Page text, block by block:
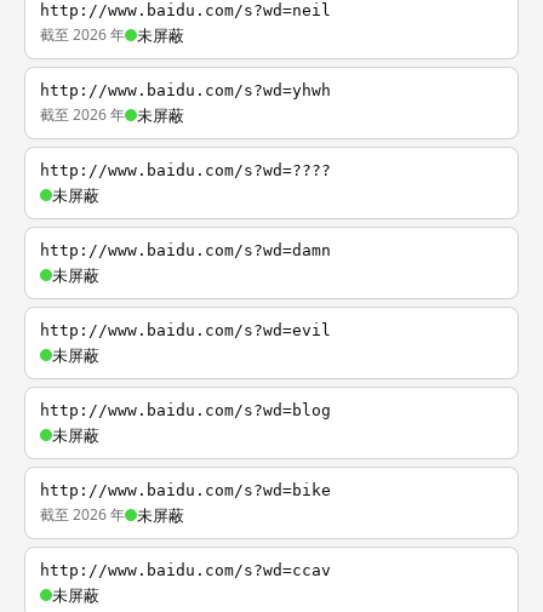
http://www.baidu.com/s?wd=neil
截至 2026 年 未屏蔽
http://www.baidu.com/s?wd=yhwh
截至 2026 年 未屏蔽
http://www.baidu.com/s?wd=????
未屏蔽
http://www.baidu.com/s?wd=damn
未屏蔽
http://www.baidu.com/s?wd=evil
未屏蔽
http://www.baidu.com/s?wd=blog
未屏蔽
http://www.baidu.com/s?wd=bike
截至 2026 年 未屏蔽
http://www.baidu.com/s?wd=ccav
未屏蔽